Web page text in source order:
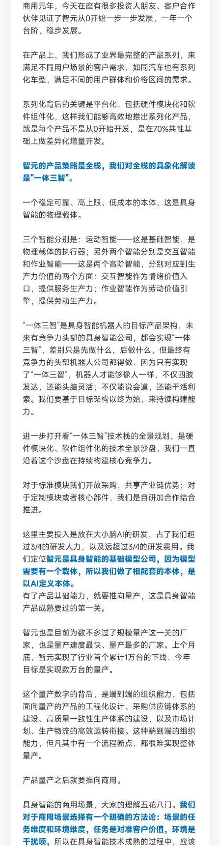
商用元年，今天在座有很多投资人朋友、客户合作
伙伴见证了智元从0开始一步一步发展，一年一个
台阶，稳步发展。
在产品上，我们形成了业界最完整的产品系列，来
满足不同用户场景的客户需求，如同汽车也有系列
化车型，满足不同的用户群体和价格区间的需求。
系列化背后的关键是平台化，包括硬件模块化和软
件组件化，这样我们能够高效地推出系列化产品，
就是每个产品不是从0开始开发，是在70%共性基
础上做差异化增量开发。
智元的产品策略是全栈，我们对全栈的具象化解读
是"一体三智"。
一个稳定可靠、高上限、低成本的本体，这是具身
智能的物理载体。
三个智能分别是：运动智能——这是基础智能，是
物理载体的执行器；另外两个智能分别是交互智能
和作业智能——这是两个高阶智能，分别对应到生
产力价值的两个方面：交互智能作为情绪价值入
口，提供服务生产力；作业智能作为劳动价值引
擎，提供劳动生产力。
“一体三智”是具身智能机器人的目标产品架构，未
来有竞争力头部的具身智能公司，都会实现“一体
三智”，差别只是先做什么，后做什么，但最终有
竞争力的头部机器人公司都得做，因为只有实现
了“一体三智”，机器人才能够像人一样，不仅四肢
发达，还能头脑灵活；不仅能说会道，还能干活利
索。我们要基于目标架构以终为始，来持续构建能
力。
进一步打开看“一体三智”技术栈的全景规划，是硬
件模块化、软件组件化的技术全景沙盘，我们一直
沿着这个沙盘在持续构建核心竞争力。
对于标准模块我们开放采购，共享产业链优势；对
于定制模块或者核心部件，我们是自研加合作结合
推进。
这里主要投入是放在大小脑AI的研发，占了我们超
过3/4的研发人力，以及远超过3/4的研发费用。我
们定位智元是具身智能的基础模型公司，因为模型
需要有一个载体，所以我们做了相配套的本体，是
以AI定义本体。
有了产品基础能力，就要推向量产，这是具身智能
产品成熟要过的第一关。
智元也是目前为数不多过了规模量产这一关的厂
家，也是量产速度最快、量产最多的厂家。上个月
底，智元实现了行业首个累计1万台的下线，今年
目标是实现数万台的量产。
这个量产数字的背后，是端到端的组织能力，包括
面向量产的产品的工程化设计、采购供应链体系的
建设、高质量一致性生产体系的建设，以及市场计
划、生产物流的高效运转衔接。这种端到端的组织
能力，但凡其中有一个流程断点，都很难实现整体
量产。
产品量产之后就要推向商用。
具身智能的商用场景，大家的理解五花八门。我们
对于商用场景选择有一个明确的方法论：场景的任
务维度和环境维度，任务是对准客户价值，环境是
干扰项， 所以在具身智能技术成熟的过程中，应该